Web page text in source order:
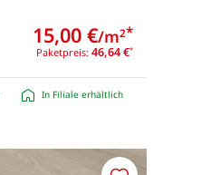
Paketpreis: 46,64 €*
15,00 €/m2*
In Filiale erhältlich